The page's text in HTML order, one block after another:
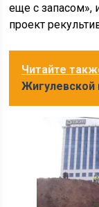
еще с запасом»,
проект
Читайте